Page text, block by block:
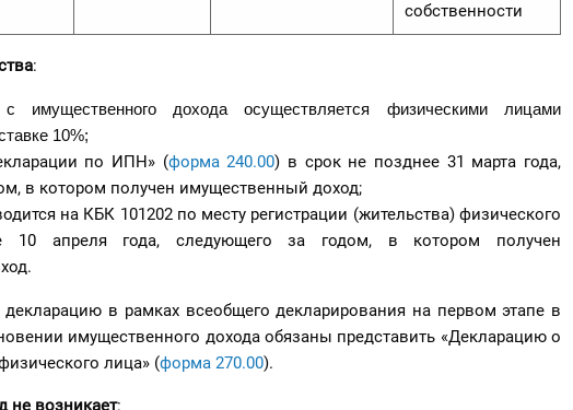
собственности
:
имущественного дохода осуществляется физическими лицами
10%;
по ИПН» (форма 240.00) в срок не позднее 31 марта года,
в котором получен имущественный доход;
на КБК 101202 по месту регистрации (жительства) физического
10 апреля года, следующего за годом, в котором получен
в рамках всеобщего декларирования на первом этапе в
имущественного дохода обязаны представить «Декларацию о
лица» (форма 270.00).
не возникает: